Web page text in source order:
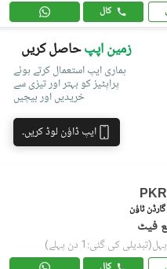
کال
زمین اپپحاصل کریں
ہماری ایپ استعمال کرتے ہوئے
پراپٹیز کو بہتر اور تیزی سے
خریدیں اور بیچیں
ایپ ڈاؤن لوڈ کریں۔
PKR
(تبدیلی کی گئی:1 دن پہلے)